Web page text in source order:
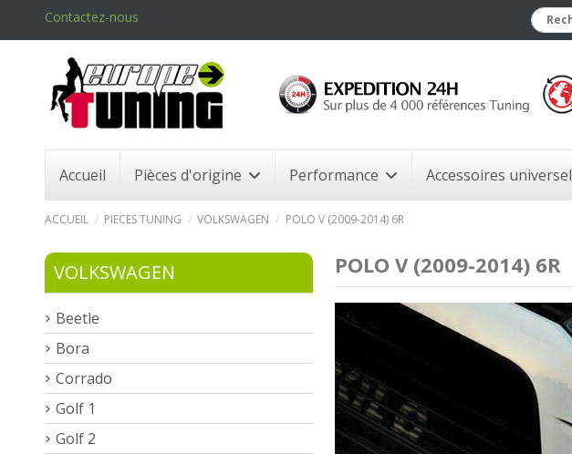
Contactez-nous
Accueil Pièces d'origine Performance Accessoires universel
ACCUEIL PIECES TUNING VOLKSWAGEN POLO V (2009-2014) 6R
POLO V (2009-2014) 6R
VOLKSWAGEN
Beetle
Bora
Corrado
Golf 1
Golf 2